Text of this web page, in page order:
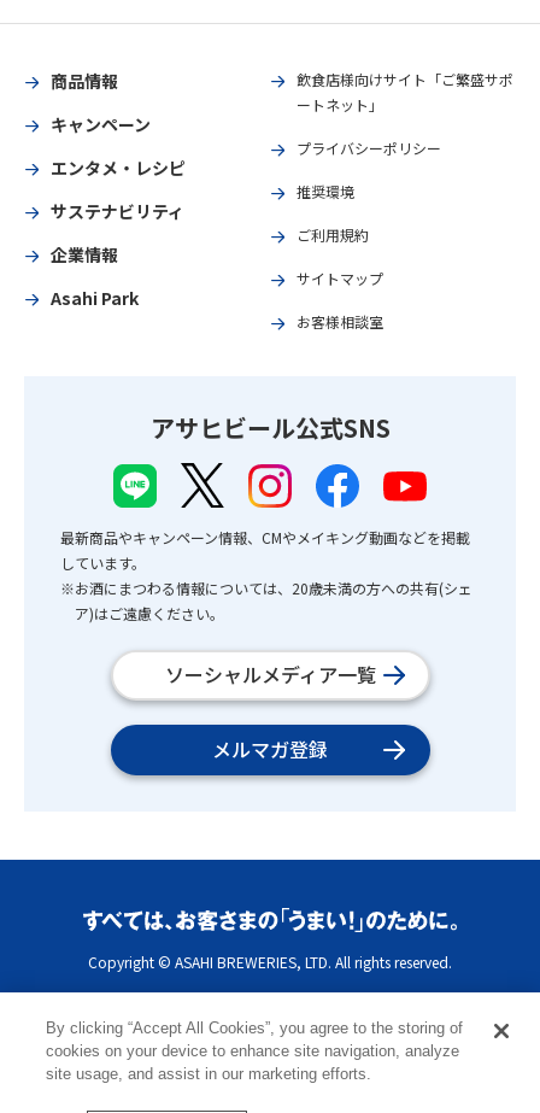
商品情報
キャンペーン
エンタメ・レシピ
サステナビリティ
企業情報
Asahi Park
飲食店様向けサイト「ご繁盛サポ
ートネット」
プライバシーポリシー
推奨環境
ご利用規約
サイトマップ
お客様相談室
アサヒビール公式SNS
最新商品やキャンペーン情報、CMやメイキング動画などを掲載
しています。
※お酒にまつわる情報については、20歳未満の方への共有(シェ
ア)はご遠慮ください。
ソーシャルメディア一覧
メルマガ登録
Copyright © ASAHI BREWERIES, LTD. All rights reserved.
By clicking “Accept All Cookies”, you agree to the storing of
cookies on your device to enhance site navigation, analyze
site usage, and assist in our marketing efforts.